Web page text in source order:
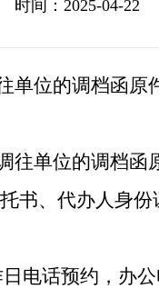
时间：2025-04-
单位的调档函原
往单位的调档函
书、代办人身
电话预约，办